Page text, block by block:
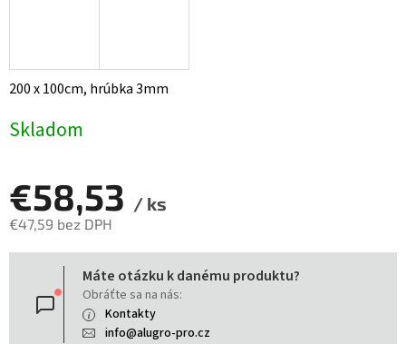
200 x 100cm, hrúbka 3mm
Skladom
€58,53 / ks
€47,59 bez DPH
Jednotková
Máte otázku k danému produktu?
Obráťte sa na nás:
Kontakty
info@alugro-pro.cz